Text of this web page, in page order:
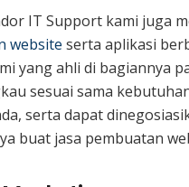
IT Support kami juga
website serta aplikasi
yang ahli di bagiannya
sesuai sama
serta dapat
buat jasa pembuatan